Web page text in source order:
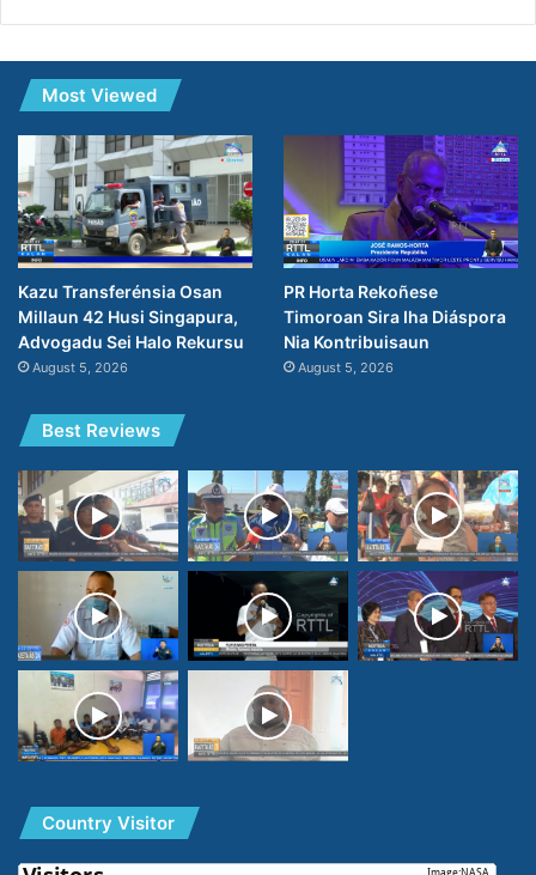
Most Viewed
Kazu Transferénsia Osan
Millaun 42 Husi Singapura,
Advogadu Sei Halo Rekursu
August 5, 2026
PR Horta Rekoñese
Timoroan Sira Iha Diáspora
Nia Kontribuisaun
August 5, 2026
Best Reviews
Country Visitor